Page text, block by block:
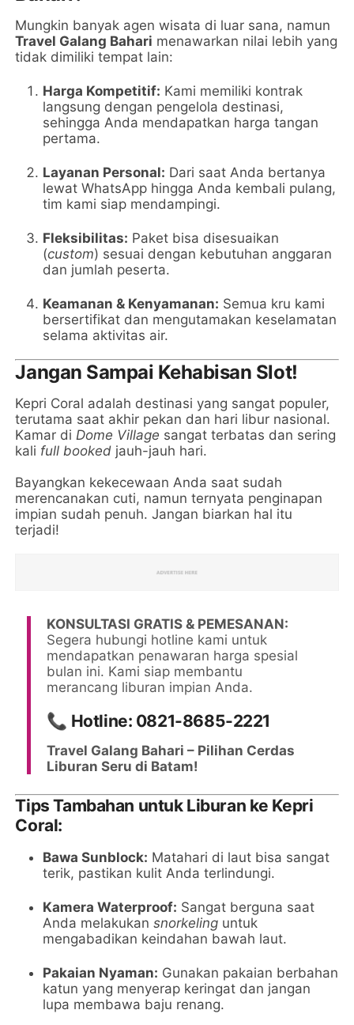
Mungkin banyak agen wisata di luar sana, namun
Travel Galang Bahari menawarkan nilai lebih yang
tidak dimiliki tempat lain:
Harga Kompetitif: Kami memiliki kontrak
langsung dengan pengelola destinasi,
sehingga Anda mendapatkan harga tangan
pertama.
Layanan Personal: Dari saat Anda bertanya
lewat WhatsApp hingga Anda kembali pulang,
tim kami siap mendampingi.
Fleksibilitas: Paket bisa disesuaikan
(custom) sesuai dengan kebutuhan anggaran
dan jumlah peserta.
Keamanan & Kenyamanan: Semua kru kami
bersertifikat dan mengutamakan keselamatan
selama aktivitas air.
Jangan Sampai Kehabisan Slot!
Kepri Coral adalah destinasi yang sangat populer,
terutama saat akhir pekan dan hari libur nasional.
Kamar di Dome Village sangat terbatas dan sering
kali full booked jauh-jauh hari.
Bayangkan kekecewaan Anda saat sudah
merencanakan cuti, namun ternyata penginapan
impian sudah penuh. Jangan biarkan hal itu
terjadi!
KONSULTASI GRATIS & PEMESANAN:
Segera hubungi hotline kami untuk
mendapatkan penawaran harga spesial
bulan ini. Kami siap membantu
merancang liburan impian Anda.
📞 Hotline: 0821-8685-2221
Travel Galang Bahari – Pilihan Cerdas
Liburan Seru di Batam!
Tips Tambahan untuk Liburan ke Kepri
Coral:
Bawa Sunblock: Matahari di laut bisa sangat
terik, pastikan kulit Anda terlindungi.
Kamera Waterproof: Sangat berguna saat
Anda melakukansnorkeling untuk
mengabadikan keindahan bawah laut.
Pakaian Nyaman: Gunakan pakaian berbahan
katun yang menyerap keringat dan jangan
lupa membawa baju renang.